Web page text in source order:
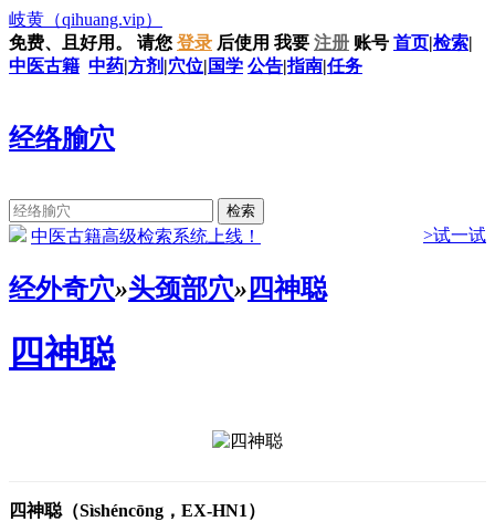
岐黄 （qihuang.vip）
免费、且好用。
请您 登录 后使用 我要 注册 账号 首页|检索|
中医古籍 中药|方剂 |穴位| 国学 公告|指南|任务
经络腧穴
中医古籍高级检索系统上线！ >试一试
经外奇穴»头颈部穴» 四神聪
四神聪
四神聪（Sìshéncōng，EX-HN1）